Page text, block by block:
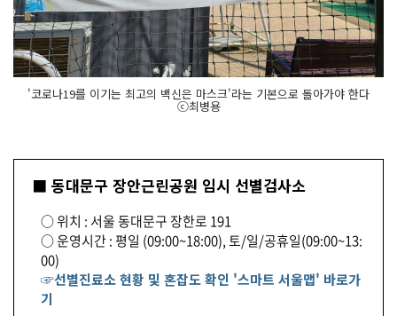
'코로나19를 이기는 최고의 백신은 마스크'라는 기본으로 돌아가야 한다
ⓒ최병용
■ 동대문구 장안근린공원 임시 선별검사소
○ 위치 : 서울 동대문구 장한로 191
○ 운영시간 : 평일 (09:00~18:00), 토/일/공휴일(09:00~13:
00)
☞선별진료소 현황 및 혼잡도 확인 '스마트 서울맵' 바로가
기